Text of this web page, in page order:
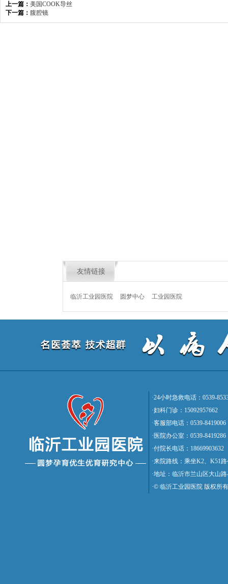
上一篇： 美国COOK导丝
下一篇： 腹腔镜
友情链接
临沂工业园医院 圆梦中心 工业园医院
·24小时急救电话：0539-
·妇科门诊：15092957662
·客服部电话：0539-8419006
·医院办公室：0539-8419286
·付院长电话：18669903632
·来院路线：乘坐K2、K51
·地址：临沂市兰山区大山
·© 临沂工业园医院 版权所